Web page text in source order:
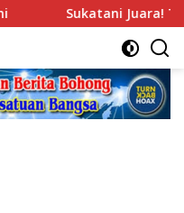
Sukatani Juara! Tekuk